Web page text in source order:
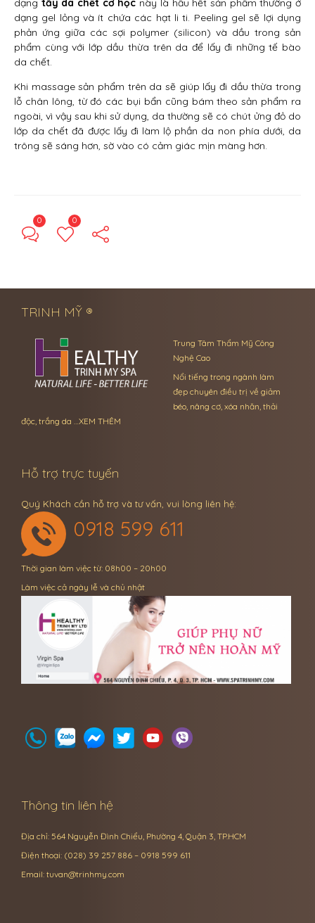
dạng tẩy da chết cơ học này là hầu hết sản phẩm thường ở
dạng gel lỏng và ít chứa các hạt li ti. Peeling gel sẽ lợi dụng
phản ứng giữa các sợi polymer (silicon) và dầu trong sản
phẩm cùng với lớp dầu thừa trên da để lấy đi những tế bào
da chết.
Khi massage sản phẩm trên da sẽ giúp lấy đi dầu thừa trong
lỗ chân lông, từ đó các bụi bẩn cũng bám theo sản phẩm ra
ngoài, vì vậy sau khi sử dụng, da thường sẽ có chút ửng đỏ do
lớp da chết đã được lấy đi làm lộ phần da non phía dưới, da
trông sẽ sáng hơn, sờ vào có cảm giác mịn màng hơn.
0 0
TRINH MỸ ®
Trung Tâm Thẩm Mỹ Công
Nghệ Cao
Nổi tiếng trong ngành làm
đẹp chuyên điều trị về giảm
béo, nâng cơ, xóa nhăn, thải
độc, trắng da …XEM THÊM
Hỗ trợ trực tuyến
Quý Khách cần hỗ trợ và tư vấn, vui lòng liên hệ:
0918 599 611
Thời gian làm việc từ: 08h00 – 20h00
Làm việc cả ngày lễ và chủ nhật
Thông tin liên hệ
Địa chỉ: 564 Nguyễn Đình Chiểu, Phường 4, Quận 3, TP.HCM
Điện thoại: (028) 39 257 886 – 0918 599 611
Email: tuvan@trinhmy.com